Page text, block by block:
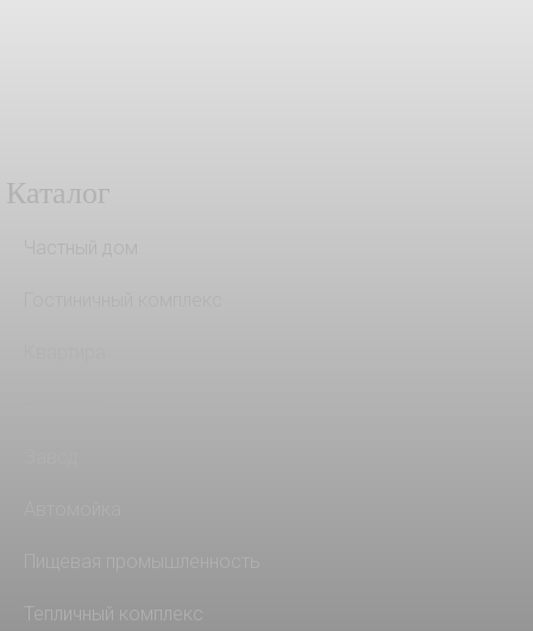
Каталог
Тепличный комплекс